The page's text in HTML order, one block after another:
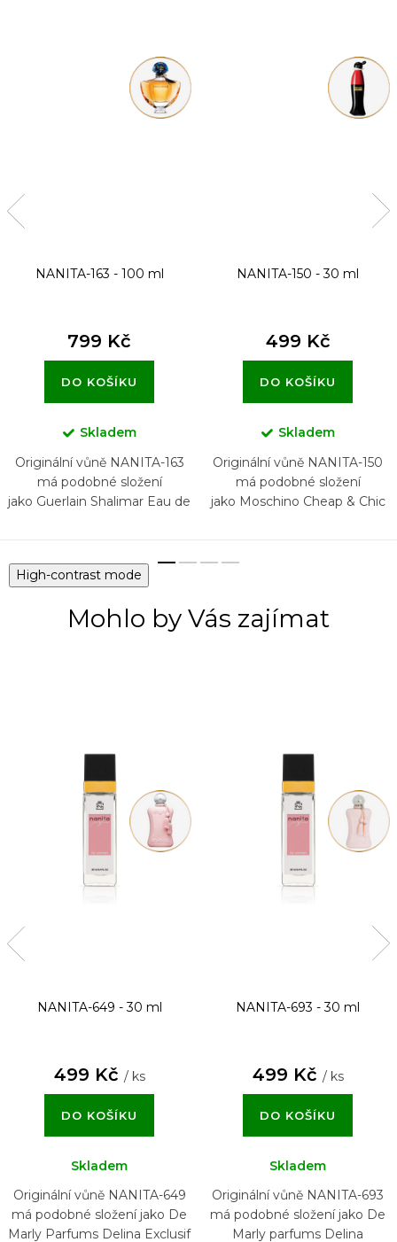
NANITA-163 - 100 ml
799 Kč
DO KOŠÍKU
Skladem
Originální vůně NANITA-163
má podobné složení
jako Guerlain Shalimar Eau de
NANITA-150 - 30 ml
499 Kč
DO KOŠÍKU
Skladem
Originální vůně NANITA-150
má podobné složení
jako Moschino Cheap & Chic
High-contrast mode
Mohlo by Vás zajímat
NANITA-649 - 30 ml
499 Kč / ks
DO KOŠÍKU
Skladem
Originální vůně NANITA-649
má podobné složení jako De
Marly Parfums Delina Exclusif
NANITA-693 - 30 ml
499 Kč / ks
DO KOŠÍKU
Skladem
Originální vůně NANITA-693
má podobné složení jako De
Marly parfums Delina